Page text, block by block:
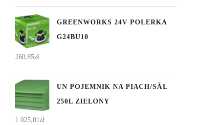
GREENWORKS 24V POLERKA
G24BU10
260,85zł
UN POJEMNIK NA PIACH/SÃL
250L ZIELONY
1 025,01zł